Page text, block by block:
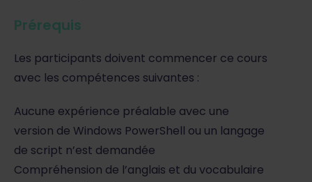
Prérequis
Les participants doivent commencer ce cours
avec les compétences suivantes :
Aucune expérience préalable avec une
version de Windows PowerShell ou un langage
de script n’est demandée
Compréhension de l’anglais et du vocabulaire